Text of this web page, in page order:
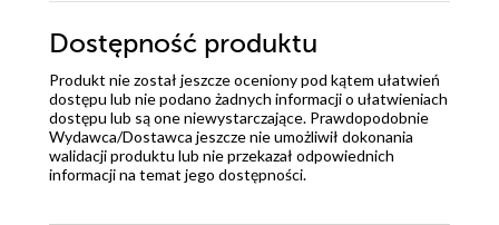
Dostępność produktu
Produkt nie został jeszcze oceniony pod kątem ułatwień
dostępu lub nie podano żadnych informacji o ułatwieniach
dostępu lub są one niewystarczające. Prawdopodobnie
Wydawca/Dostawca jeszcze nie umożliwił dokonania
walidacji produktu lub nie przekazał odpowiednich
informacji na temat jego dostępności.